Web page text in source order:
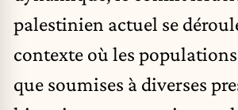
palestinien actuel se
contexte où les
que soumises à diverses